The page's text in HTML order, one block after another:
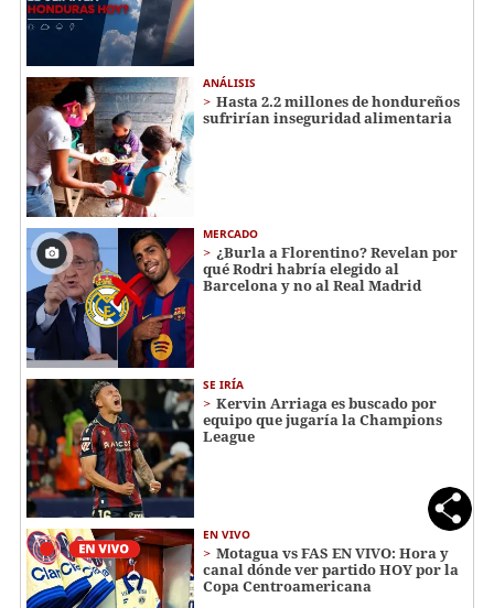
ANÁLISIS
Hasta 2.2 millones de hondureños
sufrirían inseguridad alimentaria
MERCADO
¿Burla a Florentino? Revelan por
qué Rodri habría elegido al
Barcelona y no al Real Madrid
SE IRÍA
Kervin Arriaga es buscado por
equipo que jugaría la Champions
League
EN VIVO
Motagua vs FAS EN VIVO: Hora y
canal dónde ver partido HOY por la
Copa Centroamericana